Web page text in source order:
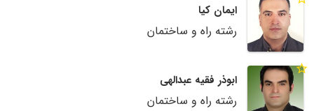
ایمان کیا
رشته راه و ساختمان
ابوذر فقیه عبدالهی
رشته راه و ساختمان